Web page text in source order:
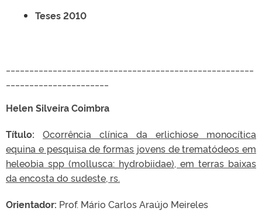
Teses 2010
Helen Silveira Coimbra
Título:
Ocorrência clínica da erlichiose monocítica
equina e pesquisa de formas jovens de trematódeos em
heleobia spp (mollusca: hydrobiidae), em terras baixas
da encosta do sudeste, rs.
Orientador: Prof. Mário Carlos Araújo Meireles